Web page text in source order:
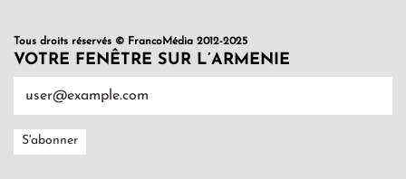
Tous droits réservés © FrancoMédia 2012-2025
VOTRE FENÊTRE SUR L’ARMENIE